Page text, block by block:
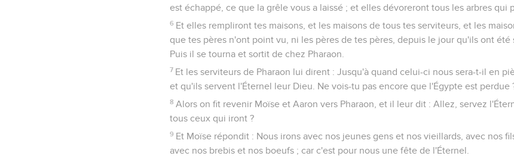
est échappé, ce que la grêle vous a laissé ; et elles dévoreront tous les arbres qui
6 Et elles rempliront tes maisons, et les maisons de tous tes serviteurs, et les
que tes pères n'ont point vu, ni les pères de tes pères, depuis le jour qu'ils ont été
Puis il se tourna et sortit de chez Pharaon.
7 Et les serviteurs de Pharaon lui dirent : Jusqu'à quand celui-ci nous sera-t-il en
et qu'ils servent l'Éternel leur Dieu. Ne vois-tu pas encore que l'Égypte est perdue
8 Alors on fit revenir Moïse et Aaron vers Pharaon, et il leur dit : Allez, servez
tous ceux qui iront ?
9 Et Moïse répondit : Nous irons avec nos jeunes gens et nos vieillards, avec nos
avec nos brebis et nos boeufs ; car c'est pour nous une fête de l'Éternel.